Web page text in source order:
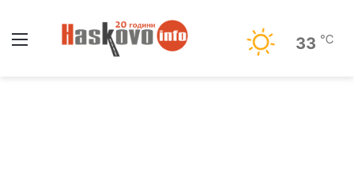
33 ℃